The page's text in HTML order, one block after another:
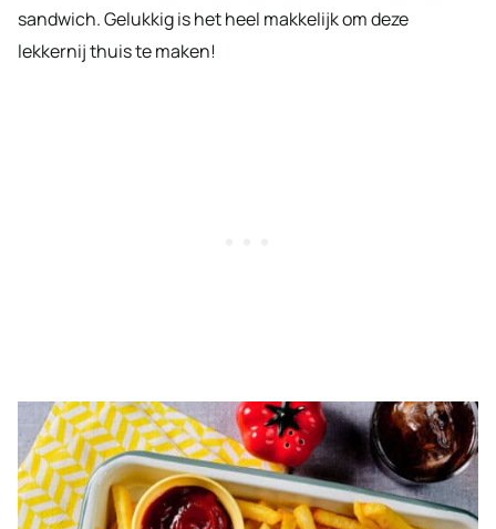
sandwich. Gelukkig is het heel makkelijk om deze
lekkernij thuis te maken!